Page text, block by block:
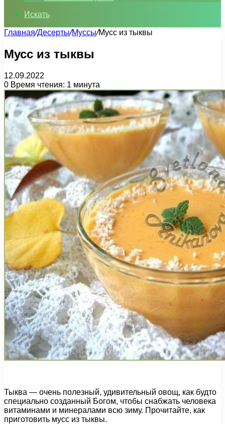
Искать
Главная/Десерты/Муссы/Мусс из тыквы
Мусс из тыквы
12.09.2022
0 Время чтения: 1 минута
Тыква — очень полезный, удивительный овощ, как будто
специально созданный Богом, чтобы снабжать человека
витаминами и минералами всю зиму. Прочитайте, как
приготовить мусс из тыквы.